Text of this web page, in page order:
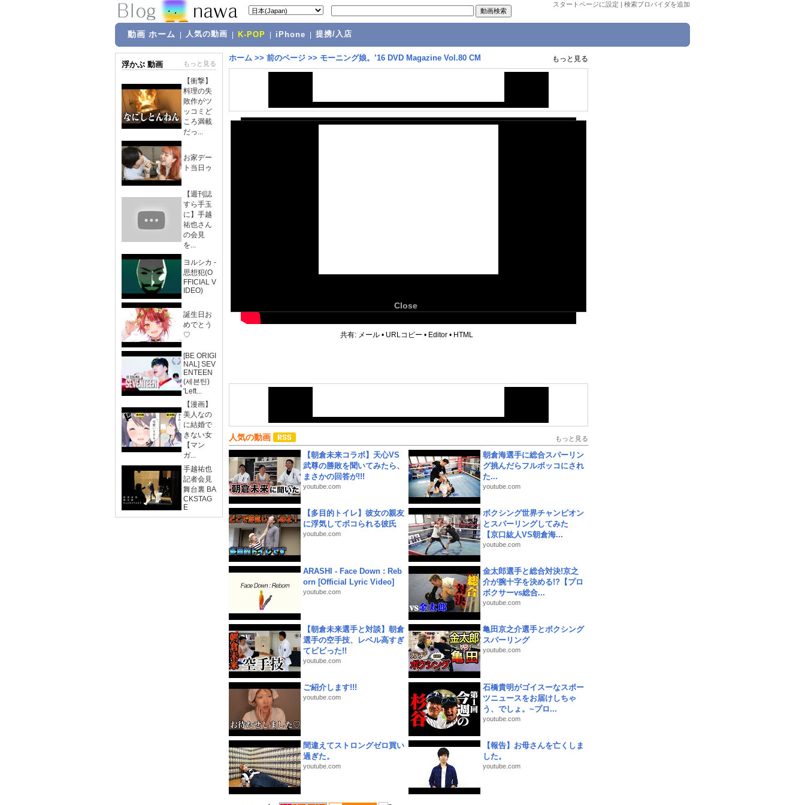
スタートページに設定 | 検索プロバイダを追加
動画 ホーム 人気の動画 K-POP iPhone 提携/入店
浮かぶ 動画 もっと見る
【衝撃】
料理の失
敗作がツ
ッコミど
ころ満載
だっ...
お家デー
ト当日ゥ
【週刊誌
すら手玉
に】手越
祐也さん
の会見
を...
ヨルシカ -
思想犯(O
FFICIAL V
IDEO)
誕生日お
めでとう
♡
[BE ORIGI
NAL] SEV
ENTEEN
(세븐틴)
'Left...
【漫画】
美人なの
に結婚で
きない女
【マン
ガ...
手越祐也
記者会見
舞台裏 BA
CKSTAG
E
ホーム >> 前のページ >> モーニング娘。’16 DVD Magazine Vol.80 CM もっと見る
Close
共有: メール • URLコピー • Editor • HTML
人気の動画 もっと見る
【朝倉未来コラボ】天心VS
武尊の勝敗を聞いてみたら、
まさかの回答が!!!
youtube.com
朝倉海選手に総合スパーリン
グ挑んだらフルボッコにされ
た...
youtube.com
【多目的トイレ】彼女の親友
に浮気してボコられる彼氏
youtube.com
ボクシング世界チャンピオン
とスパーリングしてみた
【京口紘人VS朝倉海...
youtube.com
ARASHI - Face Down : Reb
orn [Official Lyric Video]
youtube.com
金太郎選手と総合対決!京之
介が腕十字を決める!?【プロ
ボクサーvs総合...
youtube.com
【朝倉未来選手と対談】朝倉
選手の空手技、レベル高すぎ
てビビった!!
youtube.com
亀田京之介選手とボクシング
スパーリング
youtube.com
ご紹介します!!!
youtube.com
石橋貴明がゴイスーなスポー
ツニュースをお届けしちゃ
う、でしょ。~プロ...
youtube.com
間違えてストロングゼロ買い
過ぎた。
youtube.com
【報告】お母さんを亡くしま
した。
youtube.com